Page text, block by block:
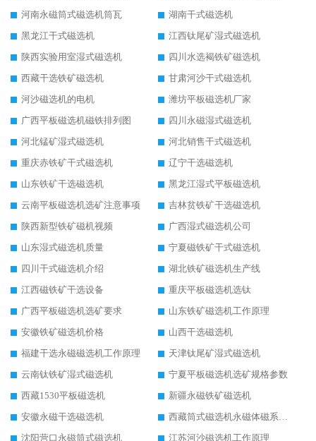
河南永磁筒式磁选机筒瓦
湖南干式磁选机
黑龙江干式磁选机
江西钛尾矿湿式磁选机
陕西实验用室湿式磁选机
四川水选褐铁矿磁选机
西藏干选铁矿磁选机
甘肃河沙干式磁选机
河沙磁选机的电机
潍坊平板磁选机厂家
广西平板磁选机磁铁排列图
四川永磁湿式磁选机
河北锰矿湿式磁选机
河北销售干式磁选机
重庆赤铁矿干式磁选机
辽宁干选磁选机
山东铁矿干选磁选机
黑龙江湿式平板磁选机
云南平板磁选机选矿注意事项
吉林贫铁矿干选磁选机
陕西新型铁矿磁机视频
广西湿式磁选机公司
山东湿式磁选机质量
宁夏磁铁矿干式磁选机
四川干式磁选机介绍
湖北铁矿磁选机生产线
江西磁铁矿干选设备
重庆平板磁选机选钛
广西平板磁选机选矿要求
山东铁矿磁选机工作原理
安徽铁矿磁选机价格
山西干选磁选机
福建干选永磁磁选机工作原理
天津钛尾矿湿式磁选机
云南钛铁矿湿式磁选机
宁夏平板磁选机选矿规格参数
西藏1530平板磁选机
新疆永磁铁矿磁选机
安徽永磁干选磁选机
西藏筒式磁选机永磁体磁系设计
沈阳营口永磁筒式磁选机
江苏河沙磁选机工作原理